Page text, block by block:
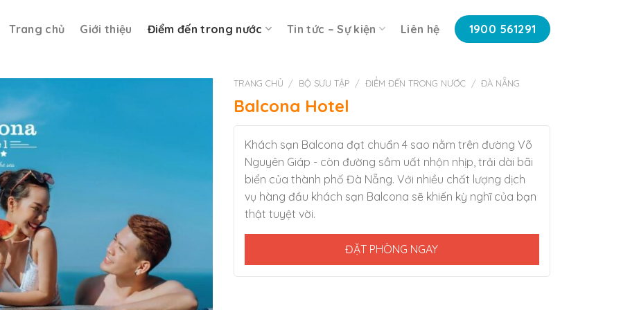
Trang chủ Giới thiệu Điểm đến trong nước Tin tức – Sự kiện Liên hệ 1900 561291
TRANG CHỦ / BỘ SƯU TẬP / ĐIỂM ĐẾN TRONG NƯỚC / ĐÀ NẴNG
Balcona Hotel
Khách sạn Balcona đạt chuẩn 4 sao nằm trên đường Võ
Nguyên Giáp - còn đường sầm uất nhộn nhịp, trải dài bãi
biển của thành phố Đà Nẵng. Với nhiều chất lượng dịch
vụ hàng đầu khách sạn Balcona sẽ khiến kỳ nghĩ của bạn
thật tuyệt vời.
ĐẶT PHÒNG NGAY